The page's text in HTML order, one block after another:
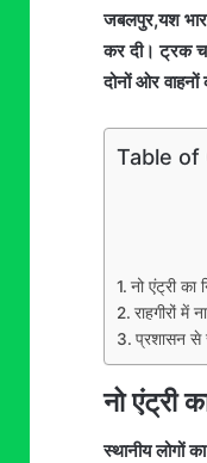
जबलपुर,यश
कर दी। ट्रक
दोनों ओर
Table of
नो एंट्री का
राहगीरों में
प्रशासन से
नो एंट्री
स्थानीय लोगों